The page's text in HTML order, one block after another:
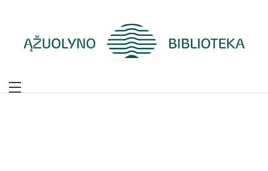
Žymūs Kauno